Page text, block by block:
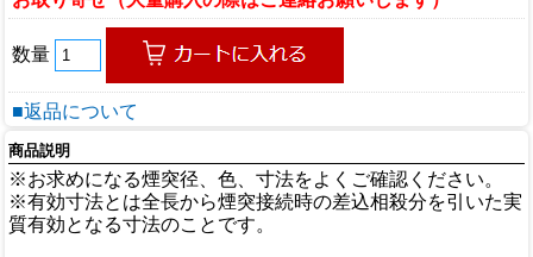
数量
■返品について
商品説明
※お求めになる煙突径、色、寸法をよくご確認ください。
※有効寸法とは全長から煙突接続時の差込相殺分を引いた実
質有効となる寸法のことです。